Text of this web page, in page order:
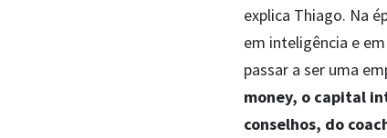
explica Thiago. Na
em inteligência e
passar a ser uma
money, o capital
conselhos, do